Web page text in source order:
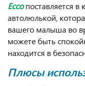
Eccoпоставляется в
автолюлькой,
вашего малыша во
можете быть
находится в
Плюсы